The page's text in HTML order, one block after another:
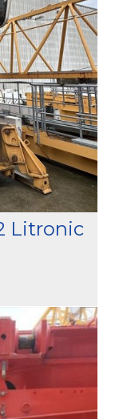
Litronic